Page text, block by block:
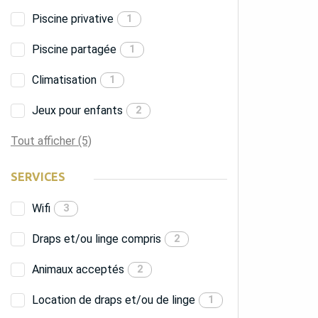
Piscine privative 1
Piscine partagée 1
Climatisation 1
Jeux pour enfants 2
Tout afficher (5)
SERVICES
Wifi 3
Draps et/ou linge compris 2
Animaux acceptés 2
Location de draps et/ou de linge 1